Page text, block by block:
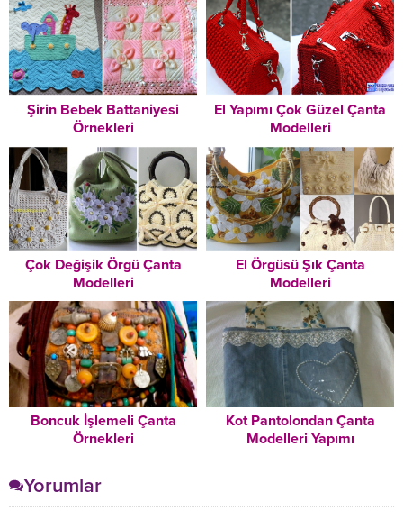
Şirin Bebek Battaniyesi
Örnekleri
El Yapımı Çok Güzel Çanta
Modelleri
Çok Değişik Örgü Çanta
Modelleri
El Örgüsü Şık Çanta
Modelleri
Boncuk İşlemeli Çanta
Örnekleri
Kot Pantolondan Çanta
Modelleri Yapımı
Yorumlar